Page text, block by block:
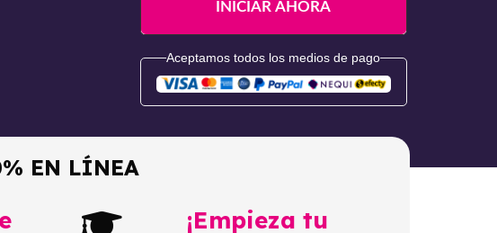
Aceptamos todos los medios de pago
EN LÍNEA
¡Empieza tu